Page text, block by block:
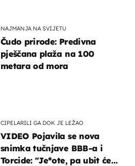
CIPELARILI GA DOK JE LEŽAO
VIDEO Pojavila se nova
snimka tučnjave BBB-a i
Torcide: "Je*ote, pa ubit će
NAJMANJA NA SVIJETU
Čudo prirode: Predivna
pješčana plaža na 100
metara od mora